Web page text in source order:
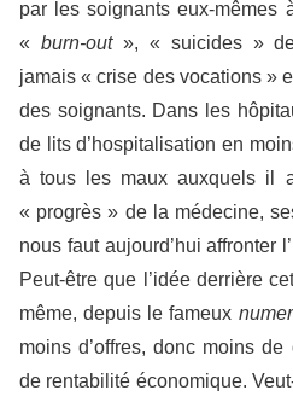
par les soignants eux-mêmes
« burn-out», « suicides »
jamais « crise des vocations »
des soignants. Dans les
de lits d’hospitalisation en
à tous les maux auxquels il
« progrès » de la médecine,
nous faut aujourd’hui affronter
Peut-être que l’idée derrière
même, depuis le fameux
moins d’offres, donc moins
de rentabilité économique.